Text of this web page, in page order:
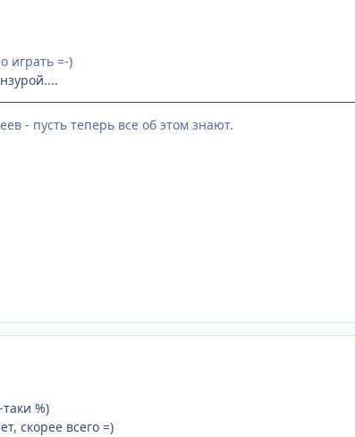
играть =-)
- пусть теперь все об этом знают.
%)
скорее всего =)